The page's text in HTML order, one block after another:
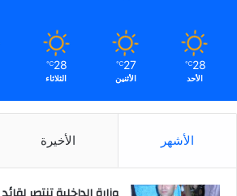
28
℃
الأحد
27
℃
الأثنين
28
℃
الثلاثاء
الأشهر الأخيرة